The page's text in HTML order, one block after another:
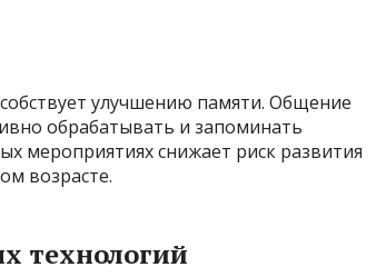
улучшению памяти. Общение
обрабатывать и запоминать
мероприятиях снижает риск развития
возрасте.
технологий